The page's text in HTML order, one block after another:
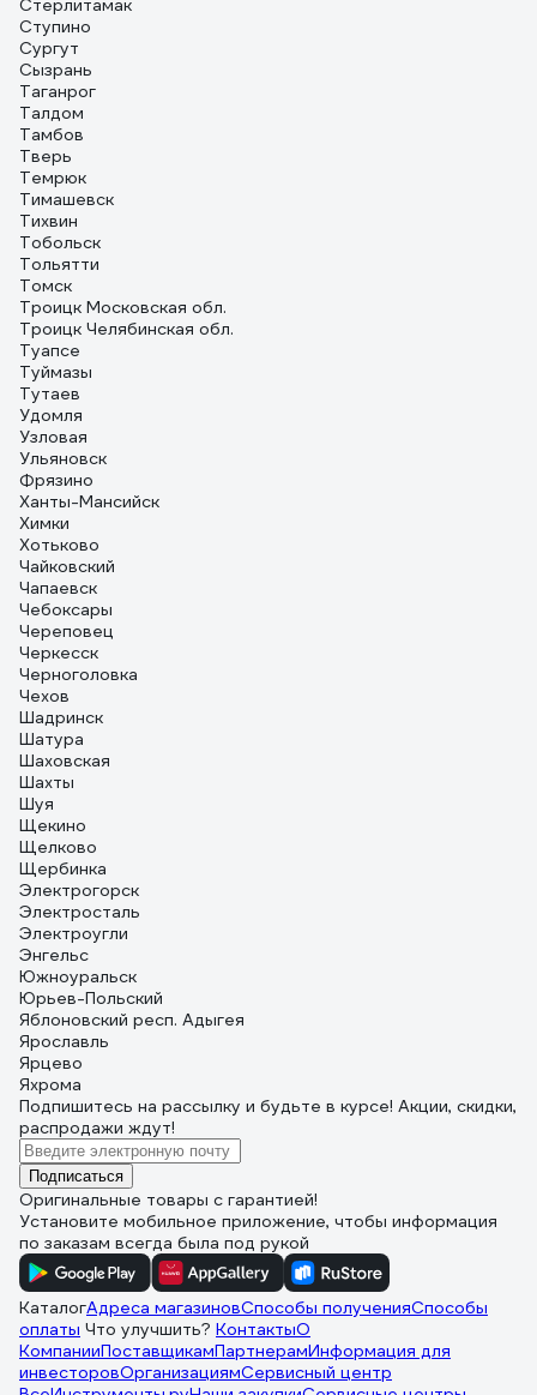
Стерлитамак
Ступино
Сургут
Сызрань
Таганрог
Талдом
Тамбов
Тверь
Темрюк
Тимашевск
Тихвин
Тобольск
Тольятти
Томск
Троицк Московская обл.
Троицк Челябинская обл.
Туапсе
Туймазы
Тутаев
Удомля
Узловая
Ульяновск
Фрязино
Ханты-Мансийск
Химки
Хотьково
Чайковский
Чапаевск
Чебоксары
Череповец
Черкесск
Черноголовка
Чехов
Шадринск
Шатура
Шаховская
Шахты
Шуя
Щекино
Щелково
Щербинка
Электрогорск
Электросталь
Электроугли
Энгельс
Южноуральск
Юрьев-Польский
Яблоновский респ. Адыгея
Ярославль
Ярцево
Яхрома
Подпишитесь на рассылку и будьте в курсе! Акции, скидки,
распродажи ждут!
Подписаться
Оригинальные товары с гарантией!
Установите мобильное приложение, чтобы информация
по заказам всегда была под рукой
КаталогАдреса магазиновСпособы полученияСпособы
оплаты Что улучшить? КонтактыО
КомпанииПоставщикамПартнерамИнформация для
инвесторовОрганизациямСервисный центр